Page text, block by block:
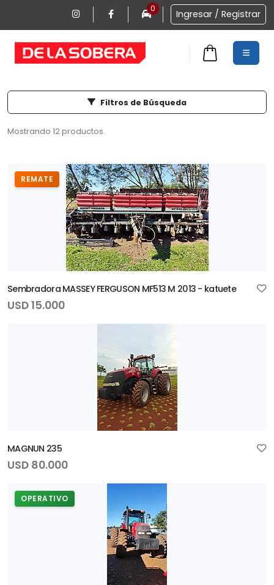
0 Ingresar / Registrar
Filtros de Búsqueda
Mostrando 12 productos.
REMATE
Sembradora MASSEY FERGUSON MF513 M 2013 - katuete
USD 15.000
MAGNUN 235
USD 80.000
OPERATIVO